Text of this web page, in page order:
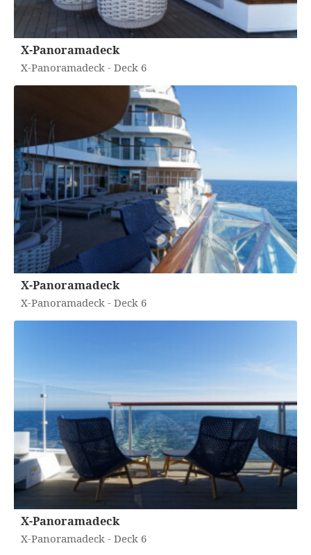
X-Panoramadeck
X-Panoramadeck - Deck 6
X-Panoramadeck
X-Panoramadeck - Deck 6
X-Panoramadeck
X-Panoramadeck - Deck 6